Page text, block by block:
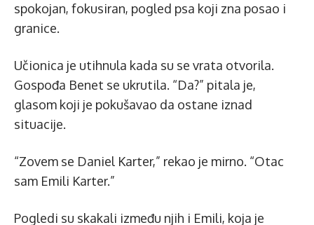
spokojan, fokusiran, pogled psa koji zna posao i
granice.
Učionica je utihnula kada su se vrata otvorila.
Gospođa Benet se ukrutila. “Da?” pitala je,
glasom koji je pokušavao da ostane iznad
situacije.
“Zovem se Daniel Karter,” rekao je mirno. “Otac
sam Emili Karter.”
Pogledi su skakali između njih i Emili, koja je